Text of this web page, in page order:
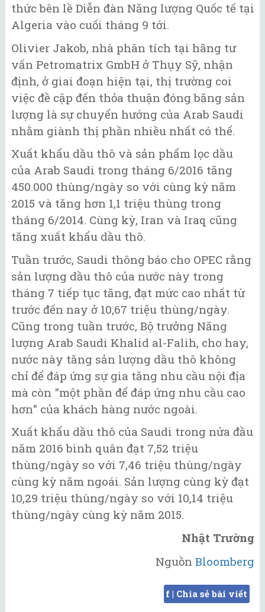
thức bên lề Diễn đàn Năng lượng Quốc tế tại
Algeria vào cuối tháng 9 tới.
Olivier Jakob, nhà phân tích tại hãng tư
vấn Petromatrix GmbH ở Thụy Sỹ, nhận
định, ở giai đoạn hiện tại, thị trường coi
việc đề cập đến thỏa thuận đóng băng sản
lượng là sự chuyển hướng của Arab Saudi
nhằm giành thị phần nhiều nhất có thể.
Xuất khẩu dầu thô và sản phẩm lọc dầu
của Arab Saudi trong tháng 6/2016 tăng
450.000 thùng/ngày so với cùng kỳ năm
2015 và tăng hơn 1,1 triệu thùng trong
tháng 6/2014. Cùng kỳ, Iran và Iraq cũng
tăng xuất khẩu dầu thô.
Tuần trước, Saudi thông báo cho OPEC rằng
sản lượng dầu thô của nước này trong
tháng 7 tiếp tục tăng, đạt mức cao nhất từ
trước đến nay ở 10,67 triệu thùng/ngày.
Cũng trong tuần trước, Bộ trưởng Năng
lượng Arab Saudi Khalid al-Falih, cho hay,
nước này tăng sản lượng dầu thô không
chỉ để đáp ứng sự gia tăng nhu cầu nội địa
mà còn "một phần để đáp ứng nhu cầu cao
hơn" của khách hàng nước ngoài.
Xuất khẩu dầu thô của Saudi trong nửa đầu
năm 2016 bình quân đạt 7,52 triệu
thùng/ngày so với 7,46 triệu thùng/ngày
cùng kỳ năm ngoái. Sản lượng cùng kỳ đạt
10,29 triệu thùng/ngày so với 10,14 triệu
thùng/ngày cùng kỳ năm 2015.
Nhật Trường
Nguồn Bloomberg
f | Chia sẻ bài viết